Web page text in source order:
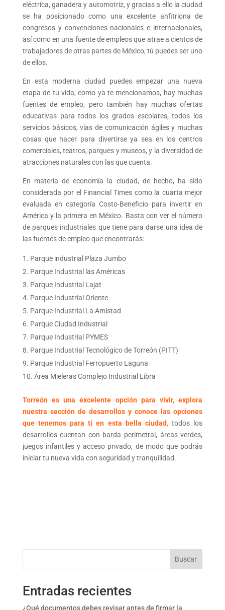
eléctrica, ganadera y automotriz, y gracias a ello la ciudad
se ha posicionado como una excelente anfitriona de
congresos y convenciones nacionales e internacionales,
así como en una fuente de empleos que atrae a cientos de
trabajadores de otras partes de México, tú puedes ser uno
de ellos.
En esta moderna ciudad puedes empezar una nueva
etapa de tu vida, como ya te mencionamos, hay muchas
fuentes de empleo, pero también hay muchas ofertas
educativas para todos los grados escolares, todos los
servicios básicos, vías de comunicación ágiles y muchas
cosas que hacer para divertirse ya sea en los centros
comerciales, teatros, parques y museos, y la diversidad de
atracciones naturales con las que cuenta.
En materia de economía la ciudad, de hecho, ha sido
considerada por el Financial Times como la cuarta mejor
evaluada en categoría Costo-Beneficio para invertir en
América y la primera en México. Basta con ver el número
de parques industriales que tiene para darse una idea de
las fuentes de empleo que encontrarás:
Parque industrial Plaza Jumbo
Parque Industrial las Américas
Parque Industrial Lajat
Parque Industrial Oriente
Parque Industrial La Amistad
Parque Ciudad Industrial
Parque Industrial PYMES
Parque Industrial Tecnológico de Torreón (PITT)
Parque Industrial Ferropuerto Laguna
Área Mieleras Complejo Industrial Libra
Torreón es una excelente opción para vivir, explora
nuestra sección de desarrollos y conoce las opciones
que tenemos para ti en esta bella ciudad,todos los
desarrollos cuentan con barda perimetral, áreas verdes,
juegos infantiles y acceso privado, de modo que podrás
iniciar tu nueva vida con seguridad y tranquilidad.
Buscar
Entradas recientes
¿Qué documentos debes revisar antes de firmar la